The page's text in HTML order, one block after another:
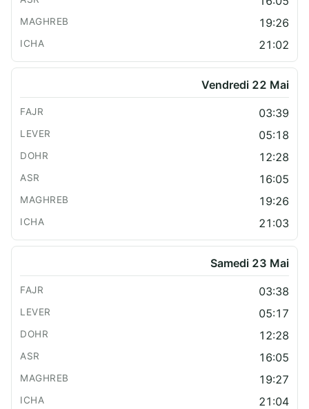
19:26
21:02
Vendredi 22 Mai
03:39
05:18
12:28
16:05
19:26
21:03
Samedi 23 Mai
03:38
05:17
12:28
16:05
19:27
21:04